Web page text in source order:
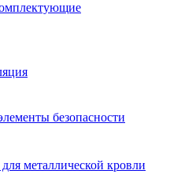
безопасности
металлической кровли